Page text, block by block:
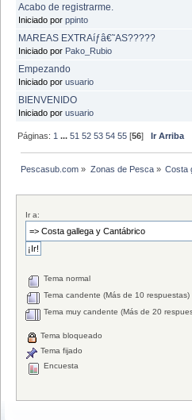
Acabo de registrarme.
Iniciado por ppinto
MAREAS EXTRAíƒâ€˜AS?????
Iniciado por Pako_Rubio
Empezando
Iniciado por usuario
BIENVENIDO
Iniciado por usuario
Páginas: 1 ...51 52 53 54 55 [56]Ir Arriba
Pescasub.com » Zonas de Pesca» Costa
Ir a:
Tema normal
Tema candente (Más de 10 respuestas)
Tema muy candente (Más de 20
Tema bloqueado
Tema fijado
Encuesta